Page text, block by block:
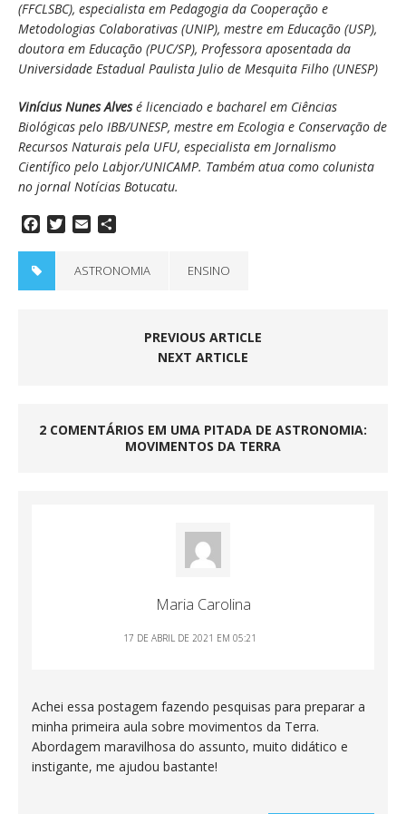
(FFCLSBC), especialista em Pedagogia da Cooperação e
Metodologias Colaborativas (UNIP), mestre em Educação (USP),
doutora em Educação (PUC/SP), Professora aposentada da
Universidade Estadual Paulista Julio de Mesquita Filho (UNESP)
Vinícius Nunes Alvesé licenciado e bacharel em Ciências
Biológicas pelo IBB/UNESP, mestre em Ecologia e Conservação de
Recursos Naturais pela UFU, especialista em Jornalismo
Científico pelo Labjor/UNICAMP. Também atua como colunista
no jornal Notícias Botucatu.
e
b
i
r
ASTRONOMIA ENSINO
PREVIOUS ARTICLE
NEXT ARTICLE
2 COMENTÁRIOS EM UMA PITADA DE ASTRONOMIA:
MOVIMENTOS DA TERRA
Maria Carolina
17 DE ABRIL DE 2021 EM 05:21
Achei essa postagem fazendo pesquisas para preparar a
minha primeira aula sobre movimentos da Terra.
Abordagem maravilhosa do assunto, muito didático e
instigante, me ajudou bastante!